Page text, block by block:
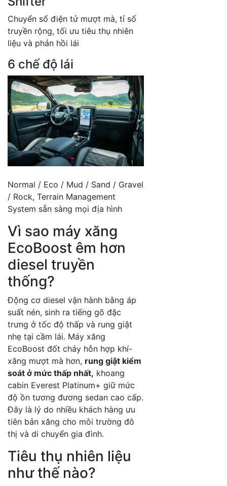
Chuyển số điện tử mượt mà, tỉ số
truyền rộng, tối ưu tiêu thụ nhiên
liệu và phản hồi lái
6 chế độ lái
Normal / Eco / Mud / Sand / Gravel
/ Rock, Terrain Management
System sẵn sàng mọi địa hình
Vì sao máy xăng
EcoBoost êm hơn
diesel truyền
thống?
Động cơ diesel vận hành bằng áp
suất nén, sinh ra tiếng gõ đặc
trưng ở tốc độ thấp và rung giật
nhẹ tại cầm lái. Máy xăng
EcoBoost đốt cháy hỗn hợp khí-
xăng mượt mà hơn, rung giật kiểm
soát ở mức thấp nhất, khoang
cabin Everest Platinum+ giữ mức
độ ồn tương đương sedan cao cấp.
Đây là lý do nhiều khách hàng ưu
tiên bản xăng cho môi trường đô
thị và di chuyển gia đình.
Tiêu thụ nhiên liệu
như thế nào?